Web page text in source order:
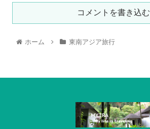
コメントを書き込む
ホーム 東南アジア旅行